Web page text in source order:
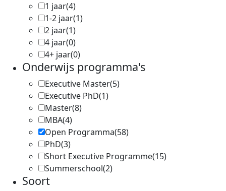
1 jaar(4)
1-2 jaar(1)
2 jaar(1)
4 jaar(0)
4+ jaar(0)
Onderwijs programma's
Executive Master(5)
Executive PhD(1)
Master(8)
MBA(4)
Open Programma(58)
PhD(3)
Short Executive Programme(15)
Summerschool(2)
Soort